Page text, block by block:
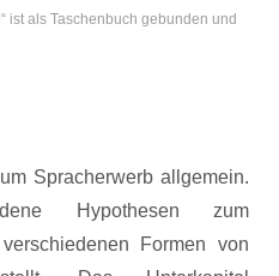
ist als Taschenbuch gebunden und
Spracherwerb allgemein.
Hypothesen zum
Formen von